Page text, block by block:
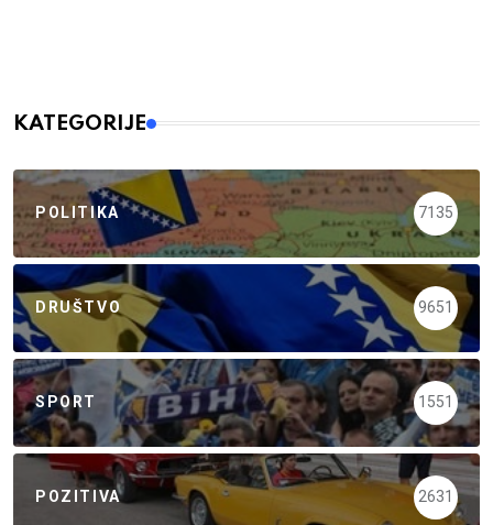
KATEGORIJE
POLITIKA 7135
DRUŠTVO 9651
SPORT 1551
POZITIVA 2631